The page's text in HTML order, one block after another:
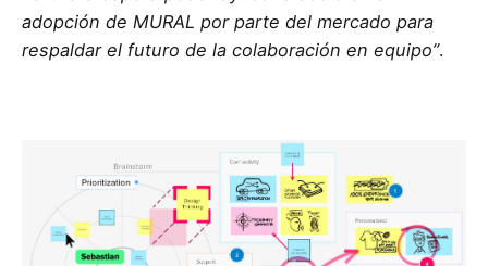
adopción de MURAL por parte del mercado para
respaldar el futuro de la colaboración en equipo”.